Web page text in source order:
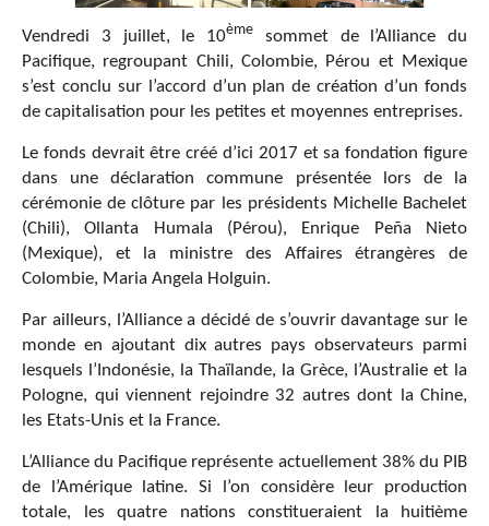
Vendredi 3 juillet, le 10ème sommet de l’Alliance du
Pacifique, regroupant Chili, Colombie, Pérou et Mexique
s’est conclu sur l’accord d’un plan de création d’un fonds
de capitalisation pour les petites et moyennes entreprises.
Le fonds devrait être créé d’ici 2017 et sa fondation figure
dans une déclaration commune présentée lors de la
cérémonie de clôture par les présidents Michelle Bachelet
(Chili), Ollanta Humala (Pérou), Enrique Peña Nieto
(Mexique), et la ministre des Affaires étrangères de
Colombie, Maria Angela Holguin.
Par ailleurs, l’Alliance a décidé de s’ouvrir davantage sur le
monde en ajoutant dix autres pays observateurs parmi
lesquels l’Indonésie, la Thaïlande, la Grèce, l’Australie et la
Pologne, qui viennent rejoindre 32 autres dont la Chine,
les Etats-Unis et la France.
L’Alliance du Pacifique représente actuellement 38% du PIB
de l’Amérique latine. Si l’on considère leur production
totale, les quatre nations constitueraient la huitième